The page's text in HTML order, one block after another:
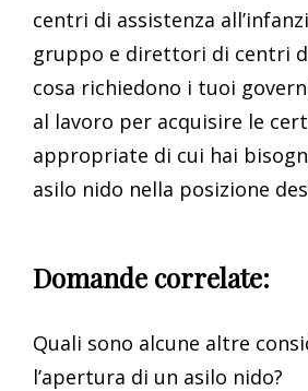
centri di assistenza
gruppo e direttori di centri
cosa richiedono i tuoi
al lavoro per acquisire le
appropriate di cui hai
asilo nido nella posizione
Domande correlate:
Quali sono alcune altre
l’apertura di un asilo nido?